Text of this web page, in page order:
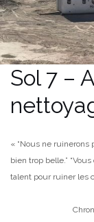
Sol 7 –
« “Nous ne ruinerons
bien trop belle.”
talent pour ruiner les